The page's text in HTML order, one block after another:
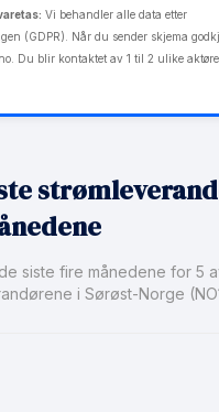
Vi behandler alle data etter
(GDPR). Når du sender skjema
Du blir kontaktet av 1 til 2 ulike
siste fire månedene for 5
i Sørøst-Norge